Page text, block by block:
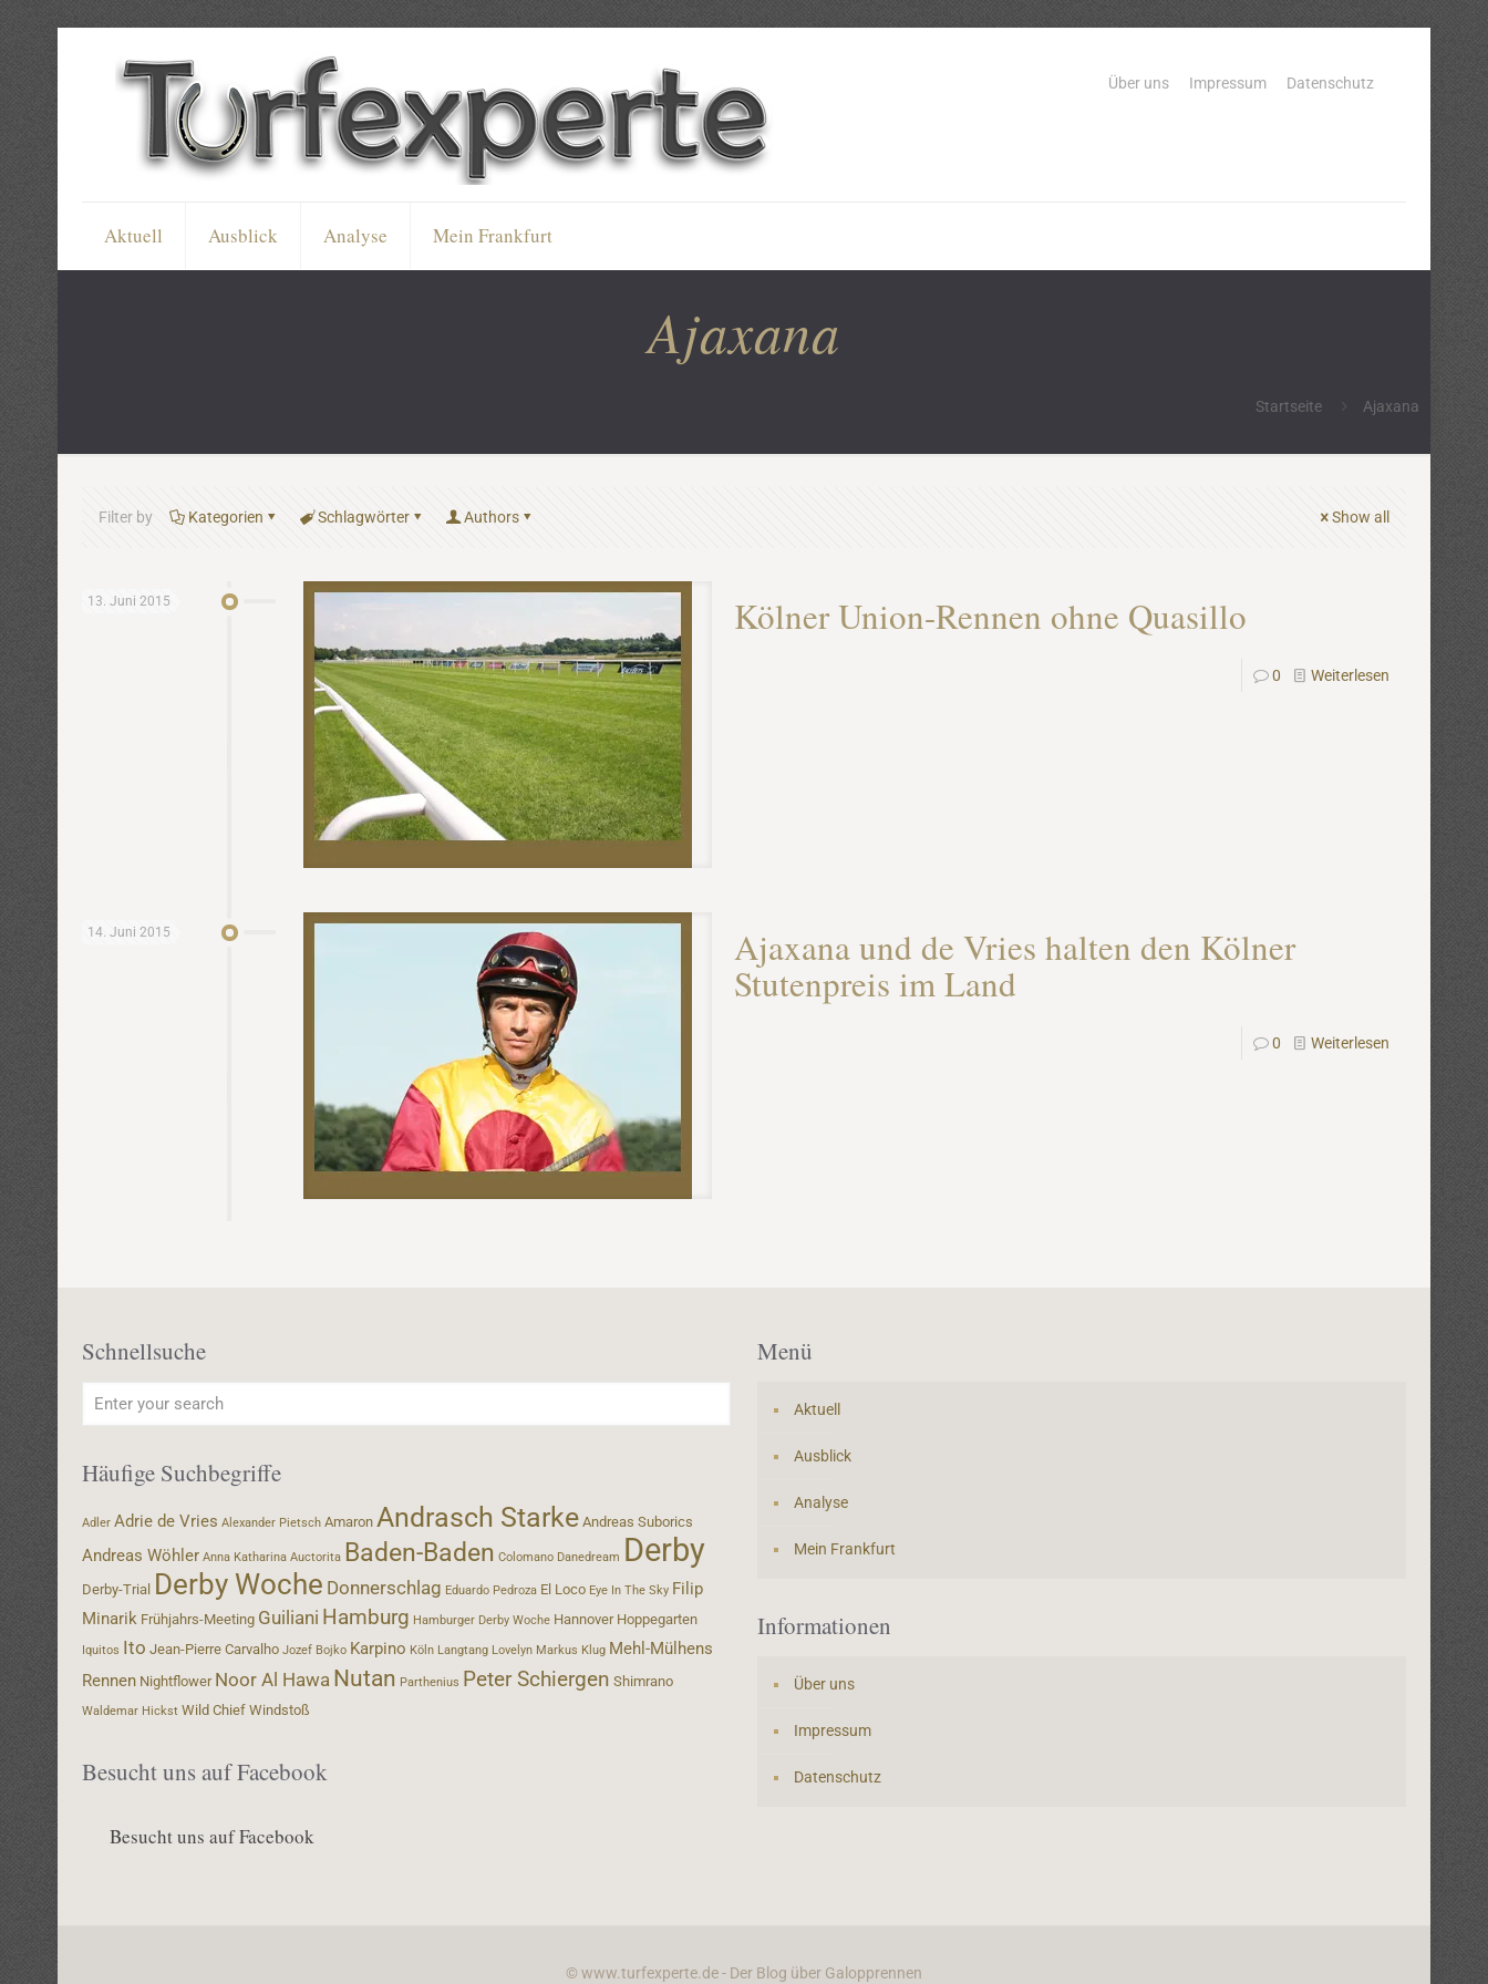
Aktuell Ausblick Analyse Mein Frankfurt
Über uns Impressum Datenschutz
Ajaxana
Startseite Ajaxana
Filter by Kategorien Schlagwörter Authors Show all
13. Juni 2015 Kölner Union-Rennen ohne Quasillo
0 Weiterlesen
14. Juni 2015 Ajaxana und de Vries halten den Kölner
Stutenpreis im Land
0 Weiterlesen
Schnellsuche
Häufige Suchbegriffe
Adler Adrie de Vries Alexander Pietsch Amaron Andrasch Starke Andreas Suborics
Andreas Wöhler Anna Katharina Auctorita Baden-Baden Colomano Danedream Derby
Derby-Trial Derby Woche Donnerschlag Eduardo Pedroza El Loco Eye In The Sky Filip
Minarik Frühjahrs-Meeting Guiliani Hamburg Hamburger Derby Woche Hannover Hoppegarten
Iquitos Ito Jean-Pierre Carvalho Jozef Bojko Karpino Köln Langtang Lovelyn Markus Klug Mehl-Mülhens
Rennen Nightflower Noor Al Hawa Nutan Parthenius Peter Schiergen Shimrano
Waldemar Hickst Wild Chief Windstoß
Besucht uns auf Facebook
Besucht uns auf Facebook
Menü
Aktuell
Ausblick
Analyse
Mein Frankfurt
Informationen
Über uns
Impressum
Datenschutz
© www.turfexperte.de - Der Blog über Galopprennen